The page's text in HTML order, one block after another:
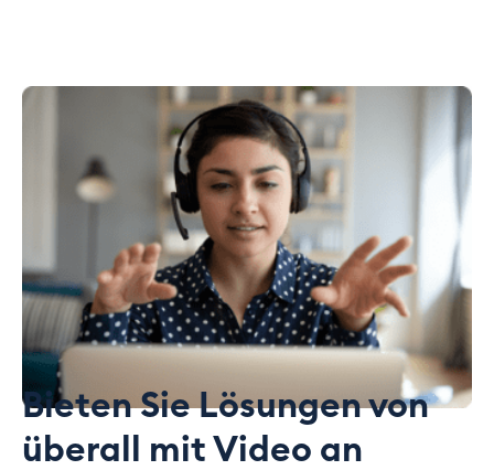
Bieten Sie Lösungen von
überall mit Video an